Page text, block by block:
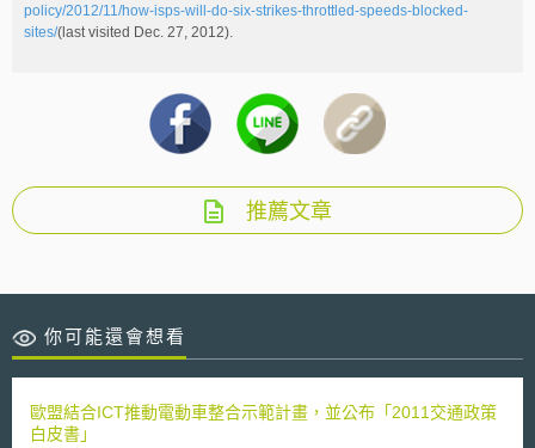
policy/2012/11/how-isps-will-do-six-strikes-throttled-speeds-blocked-
sites/(last visited Dec. 27, 2012).
推薦文章
你可能還會想看
歐盟結合ICT推動電動車整合示範計畫，並公布「2011交通政策
白皮書」